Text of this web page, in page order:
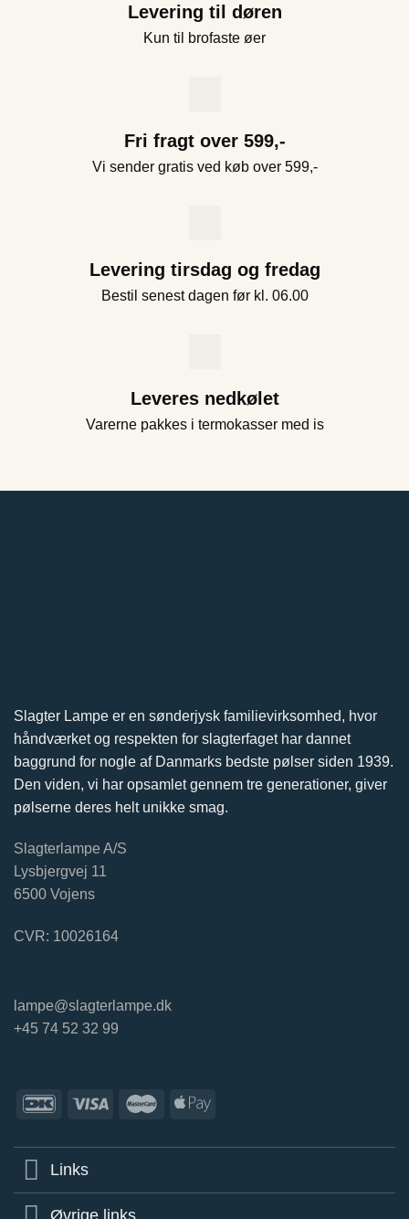
Levering til døren
Kun til brofaste øer
Fri fragt over 599,-
Vi sender gratis ved køb over 599,-
Levering tirsdag og fredag
Bestil senest dagen før kl. 06.00
Leveres nedkølet
Varerne pakkes i termokasser med is
Slagter Lampe er en sønderjysk familievirksomhed, hvor
håndværket og respekten for slagterfaget har dannet
baggrund for nogle af Danmarks bedste pølser siden 1939.
Den viden, vi har opsamlet gennem tre generationer, giver
pølserne deres helt unikke smag.
Slagterlampe A/S
Lysbjergvej 11
6500 Vojens
CVR: 10026164
lampe@slagterlampe.dk
+45 74 52 32 99
Links